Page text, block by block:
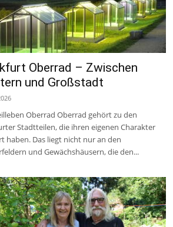
Oberrad – Zwischen
und Großstadt
Oberrad Oberrad gehört zu den
Stadtteilen, die ihren eigenen Charakter
haben. Das liegt nicht nur an den
und Gewächshäusern, die den...